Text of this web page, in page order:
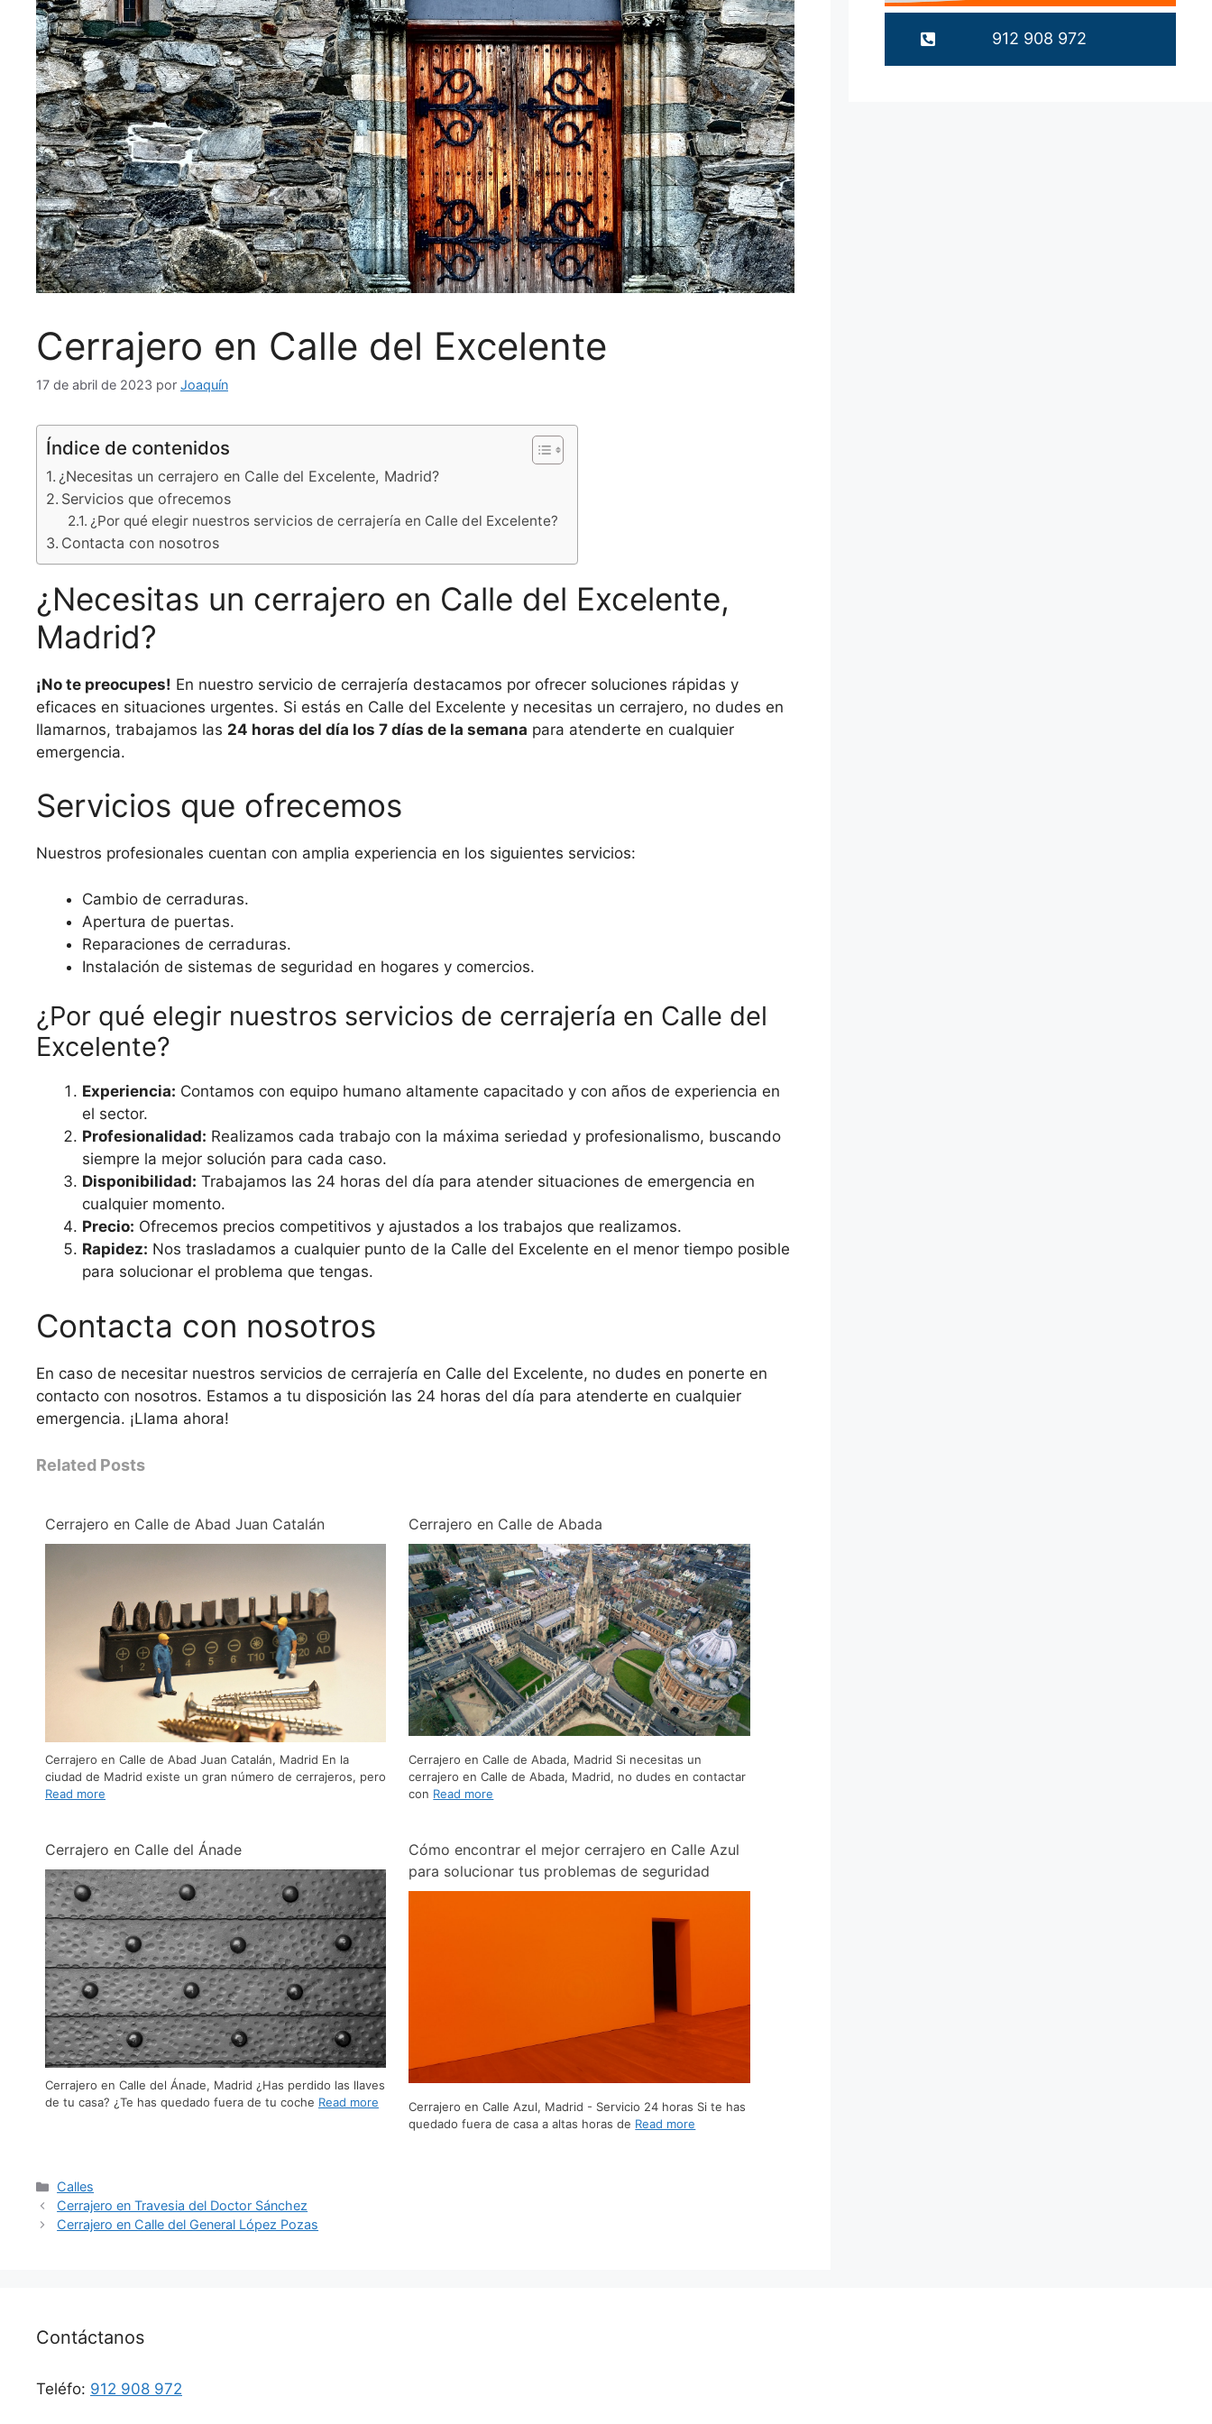
Cerrajero en Calle del Excelente
17 de abril de 2023 por Joaquín
Índice de contenidos
¿Necesitas un cerrajero en Calle del Excelente, Madrid?
Servicios que ofrecemos
¿Por qué elegir nuestros servicios de cerrajería en Calle del Excelente?
Contacta con nosotros
¿Necesitas un cerrajero en Calle del Excelente,
Madrid?
¡No te preocupes! En nuestro servicio de cerrajería destacamos por ofrecer soluciones rápidas y
eficaces en situaciones urgentes. Si estás en Calle del Excelente y necesitas un cerrajero, no dudes en
llamarnos, trabajamos las 24 horas del día los 7 días de la semana para atenderte en cualquier
emergencia.
Servicios que ofrecemos
Nuestros profesionales cuentan con amplia experiencia en los siguientes servicios:
Cambio de cerraduras.
Apertura de puertas.
Reparaciones de cerraduras.
Instalación de sistemas de seguridad en hogares y comercios.
¿Por qué elegir nuestros servicios de cerrajería en Calle del
Excelente?
Experiencia: Contamos con equipo humano altamente capacitado y con años de experiencia en
el sector.
Profesionalidad: Realizamos cada trabajo con la máxima seriedad y profesionalismo, buscando
siempre la mejor solución para cada caso.
Disponibilidad: Trabajamos las 24 horas del día para atender situaciones de emergencia en
cualquier momento.
Precio: Ofrecemos precios competitivos y ajustados a los trabajos que realizamos.
Rapidez: Nos trasladamos a cualquier punto de la Calle del Excelente en el menor tiempo posible
para solucionar el problema que tengas.
Contacta con nosotros
En caso de necesitar nuestros servicios de cerrajería en Calle del Excelente, no dudes en ponerte en
contacto con nosotros. Estamos a tu disposición las 24 horas del día para atenderte en cualquier
emergencia. ¡Llama ahora!
Related Posts
Cerrajero en Calle de Abad Juan Catalán
Cerrajero en Calle de Abad Juan Catalán, Madrid En la
ciudad de Madrid existe un gran número de cerrajeros, pero
Read more
Cerrajero en Calle de Abada
Cerrajero en Calle de Abada, Madrid Si necesitas un
cerrajero en Calle de Abada, Madrid, no dudes en contactar
con Read more
Cerrajero en Calle del Ánade
Cerrajero en Calle del Ánade, Madrid ¿Has perdido las llaves
de tu casa? ¿Te has quedado fuera de tu coche Read more
Cómo encontrar el mejor cerrajero en Calle Azul
para solucionar tus problemas de seguridad
Cerrajero en Calle Azul, Madrid - Servicio 24 horas Si te has
quedado fuera de casa a altas horas de Read more
Calles
Cerrajero en Travesia del Doctor Sánchez
Cerrajero en Calle del General López Pozas
912 908 972
Contáctanos
Teléfo: 912 908 972